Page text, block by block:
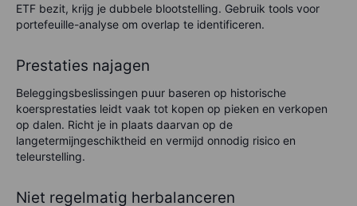
ETF bezit, krijg je dubbele blootstelling. Gebruik tools voor
portefeuille-analyse om overlap te identificeren.
Prestaties najagen
Beleggingsbeslissingen puur baseren op historische
koersprestaties leidt vaak tot kopen op pieken en verkopen
op dalen. Richt je in plaats daarvan op de
langetermijngeschiktheid en vermijd onnodig risico en
teleurstelling.
Niet regelmatig herbalanceren